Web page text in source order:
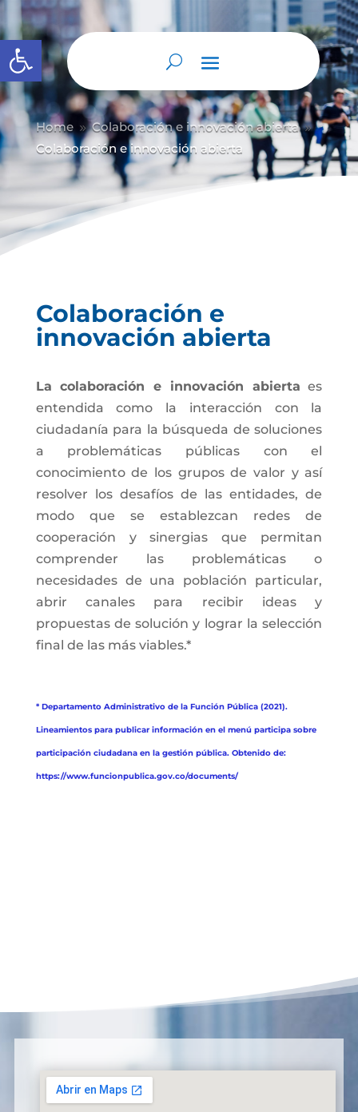
Abrir barra de herramientas
Home 9 Colaboración e innovación abierta 9
Colaboración e innovación abierta
Colaboración e
innovación abierta
La colaboración e innovación abierta es
entendida como la interacción con la
ciudadanía para la búsqueda de soluciones
a problemáticas públicas con el
conocimiento de los grupos de valor y así
resolver los desafíos de las entidades, de
modo que se establezcan redes de
cooperación y sinergias que permitan
comprender las problemáticas o
necesidades de una población particular,
abrir canales para recibir ideas y
propuestas de solución y lograr la selección
final de las más viables.*
* Departamento Administrativo de la Función Pública (2021).
Lineamientos para publicar información en el menú participa sobre
participación ciudadana en la gestión pública. Obtenido de:
https://www.funcionpublica.gov.co/documents/